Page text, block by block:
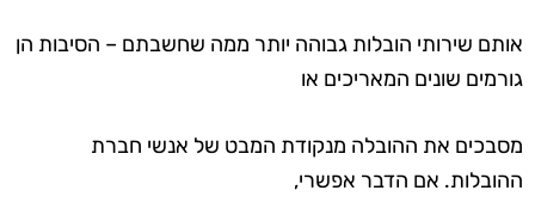
אותם שירותי הובלות גבוהה יותר ממה שחשבתם – הסיבות הן
גורמים שונים המאריכים או
מסבכים את ההובלה מנקודת המבט של אנשי חברת
ההובלות. אם הדבר אפשרי,